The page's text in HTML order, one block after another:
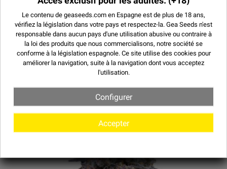
13,00 € 5 UNITÉS
23,00 € 10 UNITÉS
47,50 € 25 UNITÉS
180,00 € 100 UNITÉS
Le contenu de geaseeds.com en Espagne est de plus de 18 ans,
vérifiez la législation dans votre pays et respectez-la. Gea Seeds n'est
responsable dans aucun pays d'une utilisation abusive ou contraire à
la loi des produits que nous commercialisons, notre société se
conforme à la législation espagnole. Ce site utilise des cookies pour
améliorer la navigation, suite à la navigation dont vous acceptez
l'utilisation.
Configurer
Accepter